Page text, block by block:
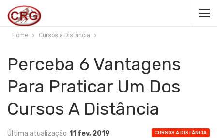
Home Cursos a Distância
Perceba 6 Vantagens
Para Praticar Um Dos
Cursos A Distância
CURSOS A DISTÂNCIA
Última atualização 11 fev, 2019